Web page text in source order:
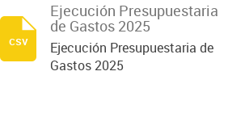
Ejecución Presupuestaria
de Gastos 2025
Ejecución Presupuestaria de
Gastos 2025
csv